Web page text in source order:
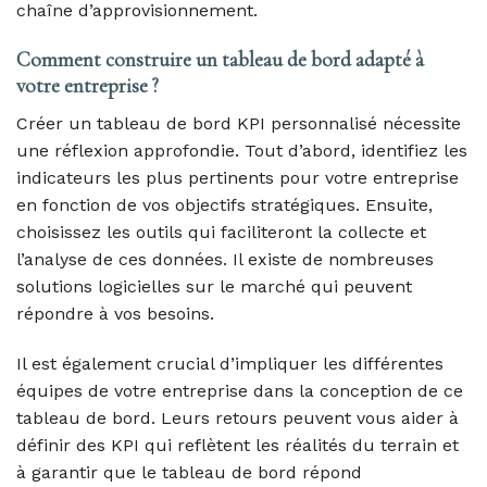
chaîne d’approvisionnement.
Comment construire un tableau de bord adapté à
votre entreprise ?
Créer un tableau de bord KPI personnalisé nécessite
une réflexion approfondie. Tout d’abord, identifiez les
indicateurs les plus pertinents pour votre entreprise
en fonction de vos objectifs stratégiques. Ensuite,
choisissez les outils qui faciliteront la collecte et
l’analyse de ces données. Il existe de nombreuses
solutions logicielles sur le marché qui peuvent
répondre à vos besoins.
Il est également crucial d’impliquer les différentes
équipes de votre entreprise dans la conception de ce
tableau de bord. Leurs retours peuvent vous aider à
définir des KPI qui reflètent les réalités du terrain et
à garantir que le tableau de bord répond